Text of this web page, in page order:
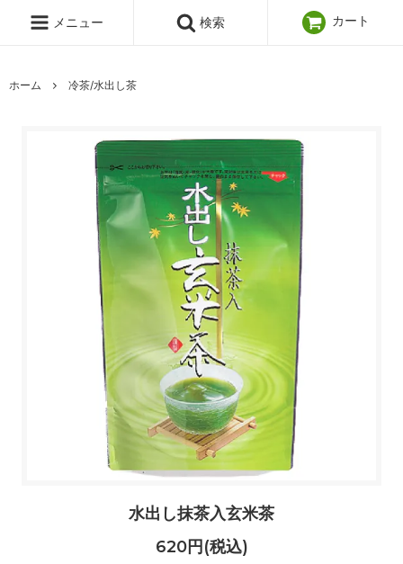
メニュー 検索 カート
ホーム 冷茶/水出し茶
水出し抹茶入玄米茶
620円(税込)